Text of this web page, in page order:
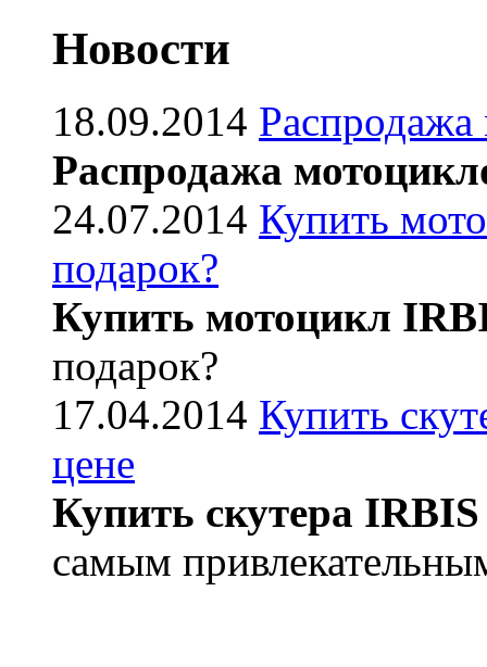
Новости
18.09.2014
Распродажа
24.07.2014 Купить
подарок?
Купить мотоцикл
подарок?
17.04.2014 Купить
цене
Купить скутера IRBIS
самым